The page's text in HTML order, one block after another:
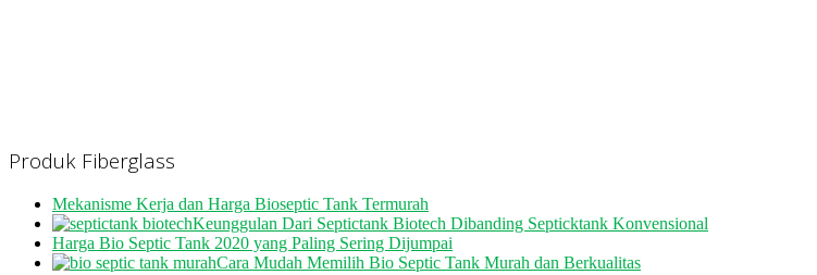
Produk Fiberglass
Mekanisme Kerja dan Harga Bioseptic Tank Termurah
Keunggulan Dari Septictank Biotech Dibanding Septicktank Konvensional
Harga Bio Septic Tank 2020 yang Paling Sering Dijumpai
Cara Mudah Memilih Bio Septic Tank Murah dan Berkualitas